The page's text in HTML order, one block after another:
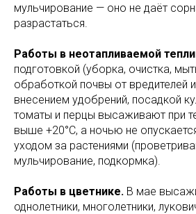
мульчирование — оно не даёт
разрастаться.
Работы в неотапливаемой
подготовкой (уборка, очистка,
обработкой почвы от вредителей
внесением удобрений, посадкой
томаты и перцы высаживают при
выше +20°C, а ночью не
уходом за растениями
мульчирование, подкормка).
Работы в цветнике. В мае
однолетники, многолетники,